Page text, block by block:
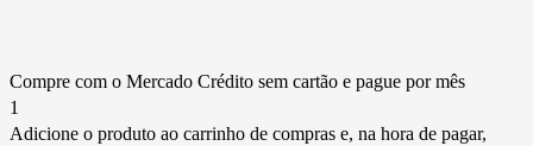
Compre com o Mercado Crédito sem cartão e pague por mês
1
Adicione o produto ao carrinho de compras e, na hora de pagar,